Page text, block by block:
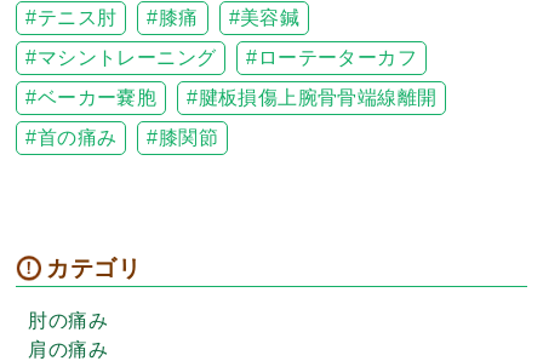
テニス肘
膝痛
美容鍼
マシントレーニング
ローテーターカフ
ベーカー嚢胞
腱板損傷上腕骨骨端線離開
首の痛み
膝関節
カテゴリ
肘の痛み
肩の痛み